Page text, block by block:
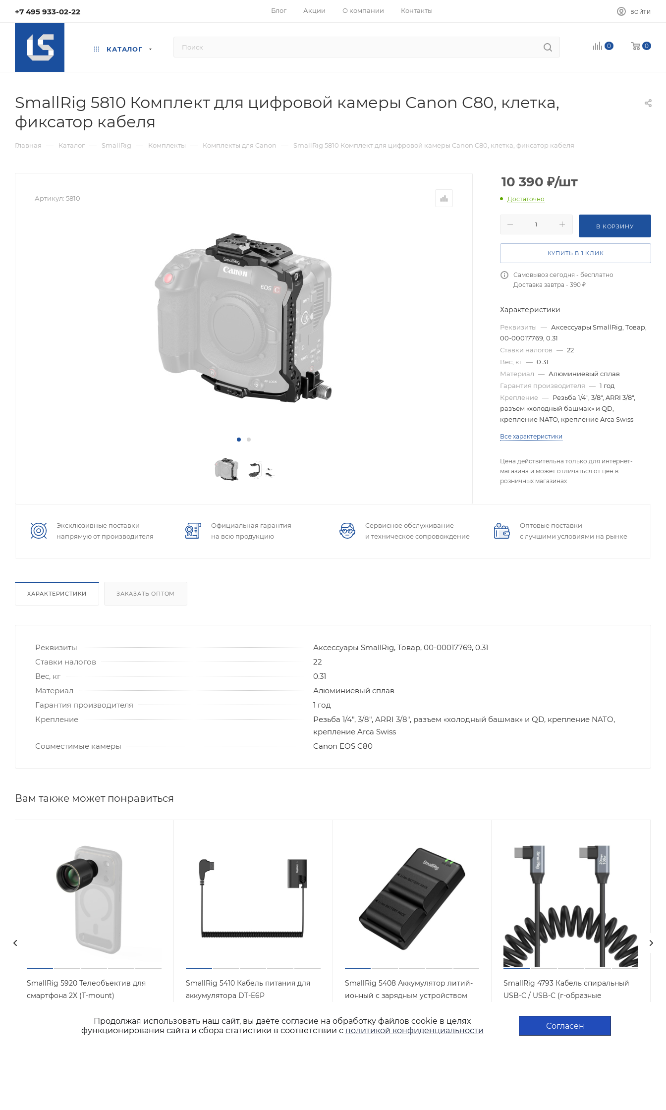
Продолжая использовать наш сайт, вы даёте согласие на обработку файлов cookie в целях
функционирования сайта и сбора статистики в соответствии с политикой конфиденциальности Согласен
+7 495 933-02-22 Блог Акции О компании Контакты ВОЙТИ
КАТАЛОГ 0 0
SmallRig 5810 Комплект для цифровой камеры Canon C80, клетка,
фиксатор кабеля
Главная — Каталог — SmallRig — Комплекты — Комплекты для Canon — SmallRig 5810 Комплект для цифровой камеры Canon C80, клетка, фиксатор кабеля
Артикул: 5810
Эксклюзивные поставки
напрямую от производителя
Официальная гарантия
на всю продукцию
Сервисное обслуживание
и техническое сопровождение
Оптовые поставки
с лучшими условиями на рынке
ХАРАКТЕРИСТИКИ ЗАКАЗАТЬ ОПТОМ
Реквизиты
Аксессуары SmallRig, Товар, 00-00017769, 0.31
Ставки налогов
22
Вес, кг
0.31
Материал
Алюминиевый сплав
Гарантия производителя
1 год
Крепление
Резьба 1/4", 3/8", ARRI 3/8", разъем «холодный башмак» и QD, крепление NATO,
крепление Arca Swiss
Совместимые камеры
Canon EOS C80
Вам также может понравиться
SmallRig 5920 Телеобъектив для
смартфона 2X (T-mount)
SmallRig 5410 Кабель питания для
аккумулятора DT-E6P
SmallRig 5408 Аккумулятор литий-
ионный с зарядным устройством
Нет в наличии Арт.: 5408
SmallRig 4793 Кабель спиральный
USB-C / USB-C (г-образные
10 390 ₽/шт
Достаточно
В КОРЗИНУ
КУПИТЬ В 1 КЛИК
Самовывоз сегодня - бесплатно
Доставка завтра - 390 ₽
Характеристики
Реквизиты — Аксессуары SmallRig, Товар,
00-00017769, 0.31
Ставки налогов — 22
Вес, кг — 0.31
Материал — Алюминиевый сплав
Гарантия производителя — 1 год
Крепление — Резьба 1/4", 3/8", ARRI 3/8",
разъем «холодный башмак» и QD,
крепление NATO, крепление Arca Swiss
Все характеристики
Цена действительна только для интернет-
магазина и может отличаться от цен в
розничных магазинах